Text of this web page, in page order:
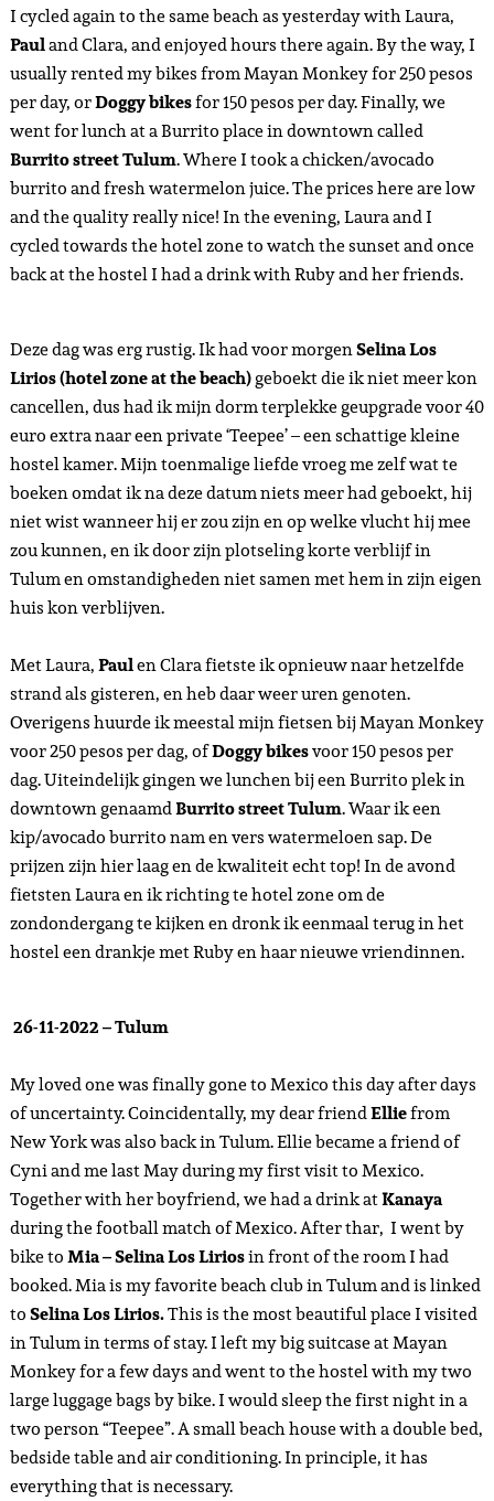
I cycled again to the same beach as yesterday with Laura,
Pauland Clara, and enjoyed hours there again. By the way, I
usually rented my bikes from Mayan Monkey for 250 pesos
per day, orDoggy bikesfor 150 pesos per day. Finally, we
went for lunch at a Burrito place in downtown called
Burrito street Tulum. Where I took a chicken/avocado
burrito and fresh watermelon juice. The prices here are low
and the quality really nice! In the evening, Laura and I
cycled towards the hotel zone to watch the sunset and once
back at the hostel I had a drink with Ruby and her friends.
Deze dag was erg rustig. Ik had voor morgenSelina Los
Lirios (hotel zone at the beach)geboekt die ik niet meer kon
cancellen, dus had ik mijn dorm terplekke geupgrade voor 40
euro extra naar een private ‘Teepee’ – een schattige kleine
hostel kamer. Mijn toenmalige liefde vroeg me zelf wat te
boeken omdat ik na deze datum niets meer had geboekt, hij
niet wist wanneer hij er zou zijn en op welke vlucht hij mee
zou kunnen, en ik door zijn plotseling korte verblijf in
Tulum en omstandigheden niet samen met hem in zijn eigen
huis kon verblijven.
Met Laura,Paulen Clara fietste ik opnieuw naar hetzelfde
strand als gisteren, en heb daar weer uren genoten.
Overigens huurde ik meestal mijn fietsen bij Mayan Monkey
voor 250 pesos per dag, ofDoggy bikesvoor 150 pesos per
dag. Uiteindelijk gingen we lunchen bij een Burrito plek in
downtown genaamdBurrito street Tulum. Waar ik een
kip/avocado burrito nam en vers watermeloen sap. De
prijzen zijn hier laag en de kwaliteit echt top! In de avond
fietsten Laura en ik richting te hotel zone om de
zondondergang te kijken en dronk ik eenmaal terug in het
hostel een drankje met Ruby en haar nieuwe vriendinnen.
26-11-2022 – Tulum
My loved one was finally gone to Mexico this day after days
of uncertainty. Coincidentally, my dear friendElliefrom
New York was also back in Tulum. Ellie became a friend of
Cyni and me last May during my first visit to Mexico.
Together with her boyfriend, we had a drink atKanaya
during the football match of Mexico. After thar, I went by
bike toMia – Selina Los Liriosin front of the room I had
booked. Mia is my favorite beach club in Tulum and is linked
toSelina Los Lirios.This is the most beautiful place I visited
in Tulum in terms of stay. I left my big suitcase at Mayan
Monkey for a few days and went to the hostel with my two
large luggage bags by bike. I would sleep the first night in a
two person “Teepee”. A small beach house with a double bed,
bedside table and air conditioning. In principle, it has
everything that is necessary.